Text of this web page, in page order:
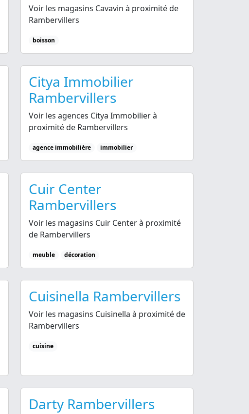
Voir les magasins Cavavin à proximité de
Rambervillers
boisson
Citya Immobilier
Rambervillers
Voir les agences Citya Immobilier à
proximité de Rambervillers
agence immobilière immobilier
Cuir Center
Rambervillers
Voir les magasins Cuir Center à proximité
de Rambervillers
meuble décoration
Cuisinella Rambervillers
Voir les magasins Cuisinella à proximité de
Rambervillers
cuisine
Darty Rambervillers